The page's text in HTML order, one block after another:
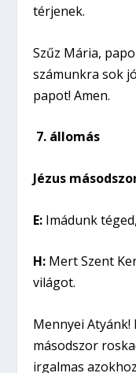
térjenek.
Szűz Mária,
számunkra sok
papot! Amen.
7. állomás
Jézus
E: Imádunk
H: Mert Szent
világot.
Mennyei Atyánk!
másodszor
irgalmas